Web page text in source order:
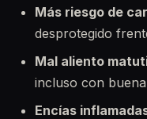
Más riesgo de
desprotegido
Mal aliento
incluso con
Encías